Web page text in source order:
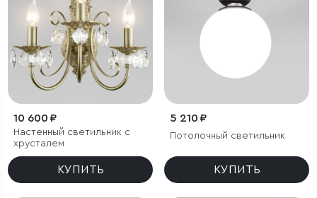
10 600 ₽
Настенный светильник с
хрусталем
КУПИТЬ
5 210 ₽
Потолочный светильник
КУПИТЬ